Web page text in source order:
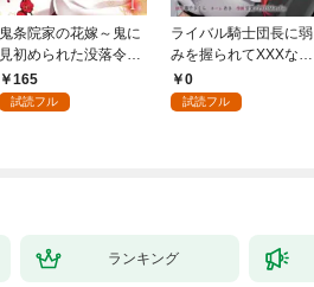
鬼条院家の花嫁～鬼に
見初められた没落令嬢
～１165
試読フル
ライバル騎士団長に弱
みを握られてXXXな勝
負をすることになりま
した第1話
0
試読フル
ランキング